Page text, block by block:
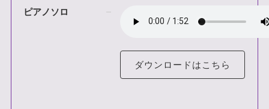
ピアノソロ
ダウンロードはこちら